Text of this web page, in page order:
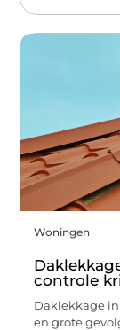
Woningen
controle
Daklekkage
en grote